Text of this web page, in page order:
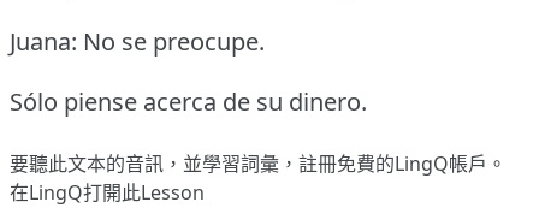
Juana: No se preocupe.
Sólo piense acerca de su dinero.
要聽此文本的音訊，並學習詞彙， 註冊免費的LingQ帳戶。
在LingQ打開此Lesson